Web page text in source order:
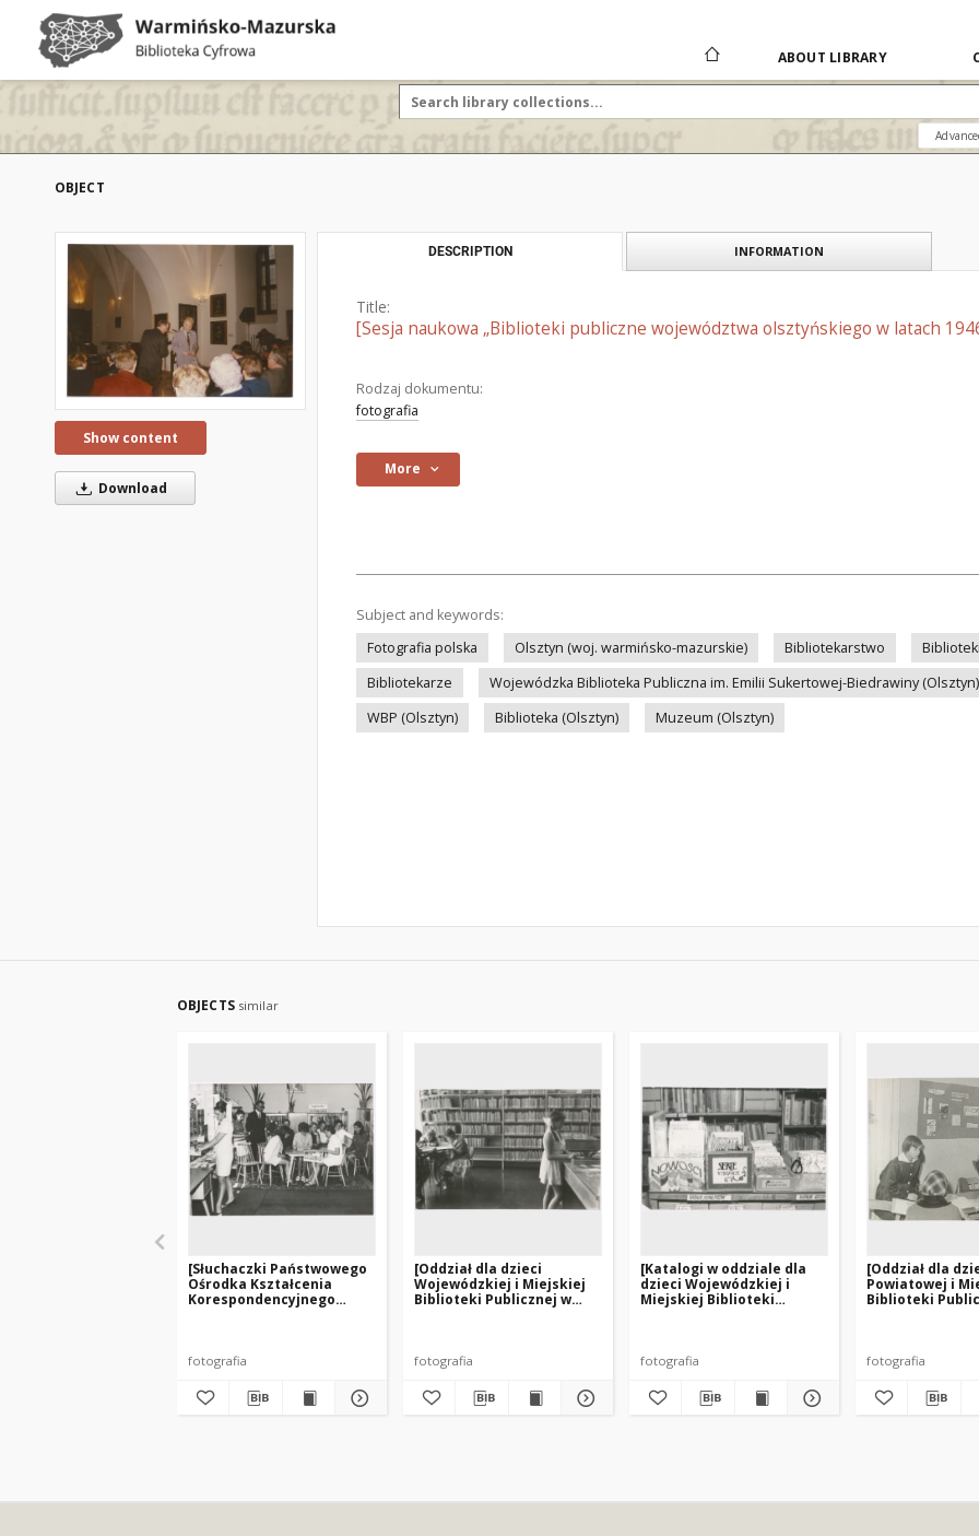
ABOUT LIBRARY
OBJECT
Show content
Download
DESCRIPTION INFORMATION
Title:
[Sesja naukowa „Biblioteki publiczne województwa olsztyńskiego w latach
Rodzaj dokumentu:
fotografia
More
Subject and keywords:
Fotografia polska
Olsztyn (woj. warmińsko-mazurskie) Bibliotekarstwo
Bibliotekarze
Wojewódzka Biblioteka Publiczna im. Emilii Sukertowej-Biedrawiny (Olsztyn)
WBP (Olsztyn)
Biblioteka (Olsztyn) Muzeum (Olsztyn)
OBJECTS similar
[Słuchaczki Państwowego
Ośrodka Kształcenia
Korespondencyjnego
fotografia
[Oddział dla dzieci
Wojewódzkiej i Miejskiej
Biblioteki Publicznej w
fotografia
[Katalogi w oddziale dla
dzieci Wojewódzkiej i
Miejskiej Biblioteki
fotografia
[Oddział dla
Powiatowej i
Biblioteki
fotografia